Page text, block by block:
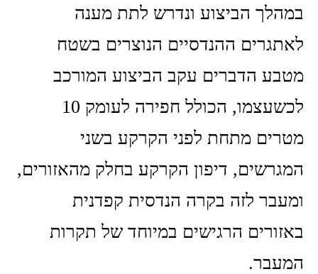
במהלך הביצוע ונדרש לתת מענה
לאתגרים ההנדסיים הנוצרים בשטח
מטבע הדברים עקב הביצוע המורכב
לכשעצמו, הכולל חפירה לעומק 10
מטרים מתחת לפני הקרקע בשני
המגרשים, דיפון הקרקע בחלק מהאזורים,
ומעבר לזה בקרה הנדסית קפדנית
באזורים הרגישים במיוחד של תקרות
המעבר.